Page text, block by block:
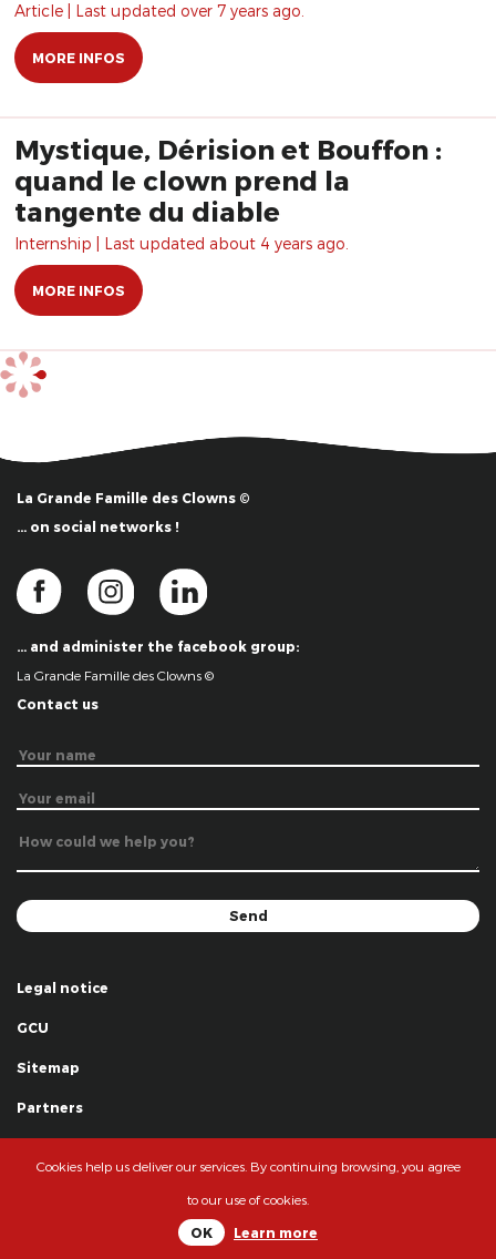
Article | Last updated over 7 years ago.
MORE INFOS
Mystique, Dérision et Bouffon :
quand le clown prend la
tangente du diable
Internship | Last updated about 4 years ago.
MORE INFOS
La Grande Famille des Clowns ©
… on social networks !
… and administer the facebook group:
La Grande Famille des Clowns ©
Contact us
Legal notice
GCU
Sitemap
Partners
© La Grande Famille des Clowns - 2018
Cookies help us deliver our services. By continuing browsing, you agree
to our use of cookies.
OK Learn more